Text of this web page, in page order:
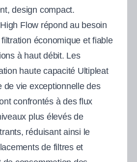
design compact.
Flow répond au besoin
filtration économique et fiable
à haut débit. Les
haute capacité Ultipleat
de vie exceptionnelle des
confrontés à des flux
plus élevés de
réduisant ainsi le
de filtres et